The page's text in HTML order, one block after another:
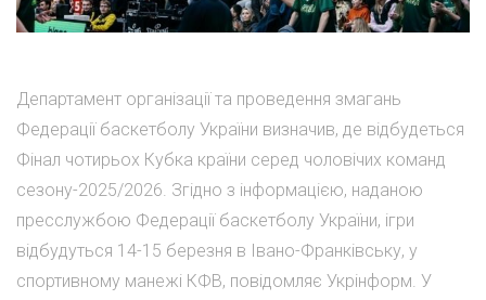
Департамент організації та проведення змагань
Федерації баскетболу України визначив, де відбудеться
Фінал чотирьох Кубка країни серед чоловічих команд
сезону-2025/2026. Згідно з інформацією, наданою
пресслужбою Федерації баскетболу України, ігри
відбудуться 14-15 березня в Івано-Франківську, у
спортивному манежі КФВ, повідомляє Укрінформ. У